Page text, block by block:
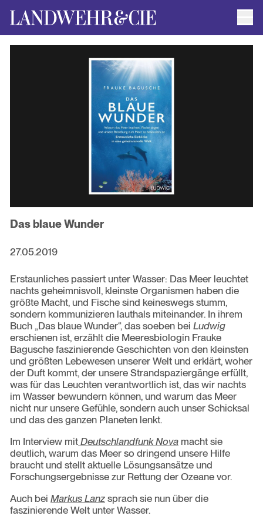
AUTOR*INNEN
AKTUELLE TITEL
ANFRAGEN / IMPRESSUM
Das blaue Wunder
27.05.2019
Erstaunliches passiert unter Wasser: Das Meer leuchtet
nachts geheimnisvoll, kleinste Organismen haben die
größte Macht, und Fische sind keineswegs stumm,
sondern kommunizieren lauthals miteinander. In ihrem
Buch „Das blaue Wunder“, das soeben bei Ludwig
erschienen ist, erzählt die Meeresbiologin Frauke
Bagusche faszinierende Geschichten von den kleinsten
und größten Lebewesen unserer Welt und erklärt, woher
der Duft kommt, der unsere Strandspaziergänge erfüllt,
was für das Leuchten verantwortlich ist, das wir nachts
im Wasser bewundern können, und warum das Meer
nicht nur unsere Gefühle, sondern auch unser Schicksal
und das des ganzen Planeten lenkt.
Im Interview mit Deutschlandfunk Nova macht sie
deutlich, warum das Meer so dringend unsere Hilfe
braucht und stellt aktuelle Lösungsansätze und
Forschungsergebnisse zur Rettung der Ozeane vor.
Auch bei Markus Lanz sprach sie nun über die
faszinierende Welt unter Wasser.